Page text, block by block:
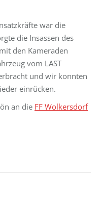
war die
die Insassen des
den Kameraden
vom LAST
und wir konnten
einrücken.
an die FF Wolkersdorf